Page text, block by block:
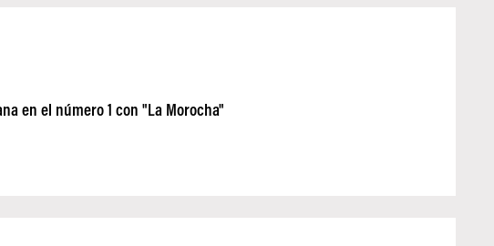
en el número 1 con "La Morocha"